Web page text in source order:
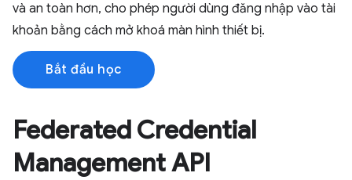
và an toàn hơn, cho phép người dùng đăng nhập vào tài
khoản bằng cách mở khoá màn hình thiết bị.
Bắt đầu học
Federated Credential
Management API